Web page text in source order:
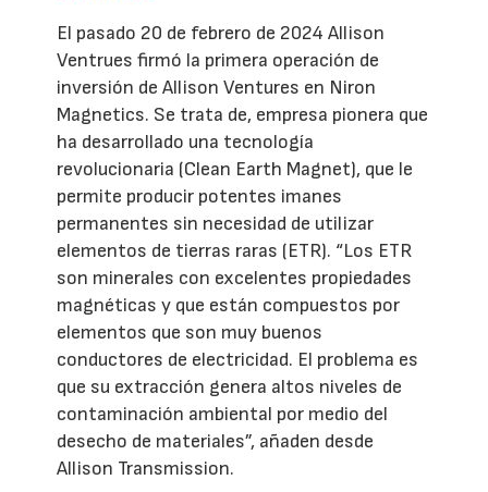
El pasado 20 de febrero de 2024 Allison
Ventrues firmó la primera operación de
inversión de Allison Ventures en Niron
Magnetics. Se trata de, empresa pionera que
ha desarrollado una tecnología
revolucionaria (Clean Earth Magnet), que le
permite producir potentes imanes
permanentes sin necesidad de utilizar
elementos de tierras raras (ETR). “Los ETR
son minerales con excelentes propiedades
magnéticas y que están compuestos por
elementos que son muy buenos
conductores de electricidad. El problema es
que su extracción genera altos niveles de
contaminación ambiental por medio del
desecho de materiales”, añaden desde
Allison Transmission.